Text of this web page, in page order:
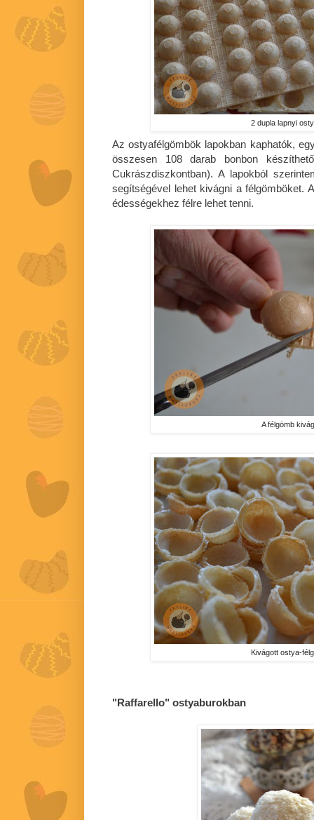
2 dupla lapnyi
Az ostyafélgömbök lapokban kaphatók,
összesen 108 darab bonbon
Cukrászdiszkontban). A lapokból
segítségével lehet kivágni a félgömböket.
édességekhez félre lehet tenni.
A félgömb
Kivágott ostya-
"Raffarello" ostyaburokban